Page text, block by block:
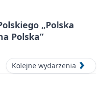
„Polska
Polska”
Kolejne wydarzenia